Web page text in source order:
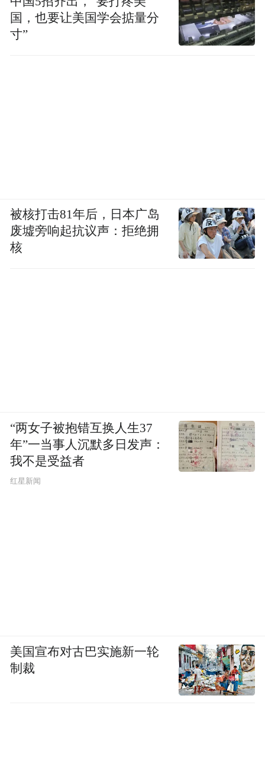
国，也要让美国学会掂量分
寸”
被核打击81年后，日本广岛
废墟旁响起抗议声：拒绝拥
核
“两女子被抱错互换人生37
年”一当事人沉默多日发声：
我不是受益者
红星新闻
美国宣布对古巴实施新一轮
制裁